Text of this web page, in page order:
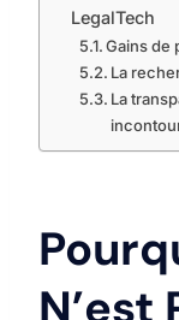
LegalTech
Gains de
La
La
N’est